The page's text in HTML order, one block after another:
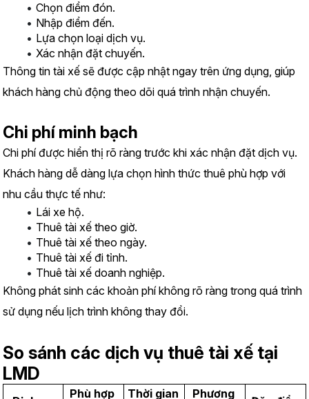
Chọn điểm đón.
Nhập điểm đến.
Lựa chọn loại dịch vụ.
Xác nhận đặt chuyến.
Thông tin tài xế sẽ được cập nhật ngay trên ứng dụng, giúp
khách hàng chủ động theo dõi quá trình nhận chuyến.
Chi phí minh bạch
Chi phí được hiển thị rõ ràng trước khi xác nhận đặt dịch vụ.
Khách hàng dễ dàng lựa chọn hình thức thuê phù hợp với
nhu cầu thực tế như:
Lái xe hộ.
Thuê tài xế theo giờ.
Thuê tài xế theo ngày.
Thuê tài xế đi tỉnh.
Thuê tài xế doanh nghiệp.
Không phát sinh các khoản phí không rõ ràng trong quá trình
sử dụng nếu lịch trình không thay đổi.
So sánh các dịch vụ thuê tài xế tại
LMD
Phù hợp Thời gian Phương